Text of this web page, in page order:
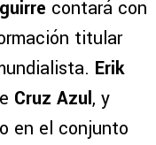
contará con
titular
Erik
Cruz Azul, y
en el conjunto